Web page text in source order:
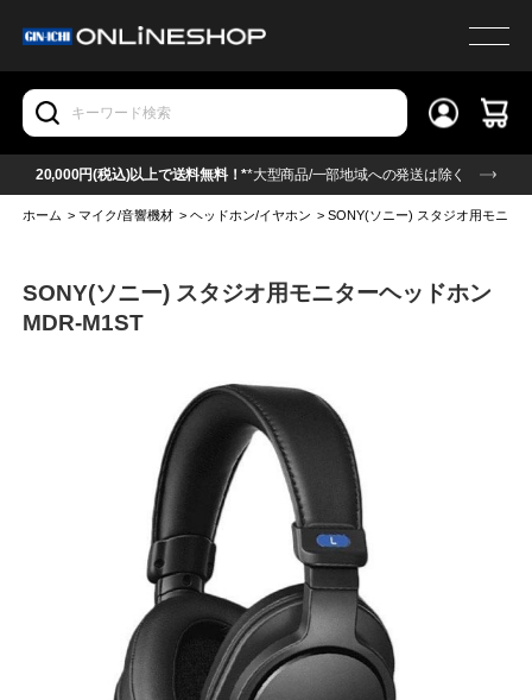
20,000円(税込)以上で送料無料！**大型商品/一部地域への発送は除く
ホーム >マイク/音響機材 >ヘッドホン/イヤホン >SONY(ソニー) スタジオ用モニタ
SONY(ソニー) スタジオ用モニターヘッドホン
MDR-M1ST